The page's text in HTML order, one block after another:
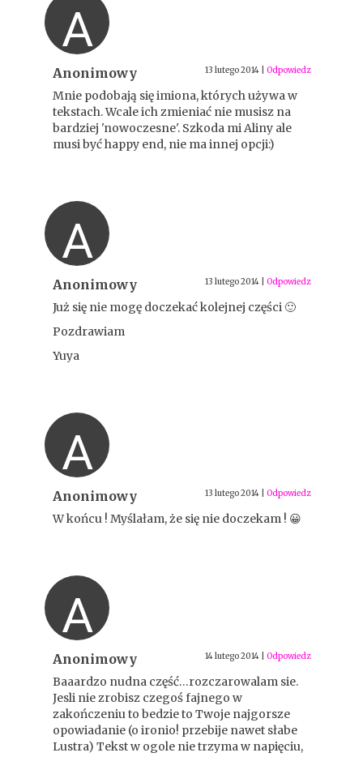
A
Anonimowy 13 lutego 2014 Odpowiedz
Mnie podobają się imiona, których używa w
tekstach. Wcale ich zmieniać nie musisz na
bardziej 'nowoczesne'. Szkoda mi Aliny ale
musi być happy end, nie ma innej opcji:)
A
Anonimowy 13 lutego 2014 Odpowiedz
Już się nie mogę doczekać kolejnej części 🙂
Pozdrawiam
Yuya
A
Anonimowy 13 lutego 2014 Odpowiedz
W końcu ! Myślałam, że się nie doczekam ! 😀
A
Anonimowy 14 lutego 2014 Odpowiedz
Baaardzo nudna część…rozczarowalam sie.
Jesli nie zrobisz czegoś fajnego w
zakończeniu to bedzie to Twoje najgorsze
opowiadanie (o ironio! przebije nawet słabe
Lustra) Tekst w ogole nie trzyma w napięciu,